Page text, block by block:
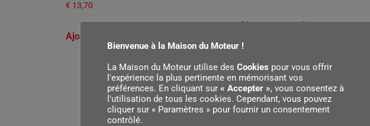
€ 13,70
Ajouter au panier
Ajouter au panier
Bienvenue à la Maison du Moteur !
La Maison du Moteur utilise des Cookies pour vous offrir
l'expérience la plus pertinente en mémorisant vos
préférences. En cliquant sur « Accepter », vous consentez à
l'utilisation de tous les cookies. Cependant, vous pouvez
cliquer sur « Paramètres » pour fournir un consentement
contrôlé.